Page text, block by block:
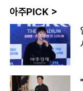
아주PICK >